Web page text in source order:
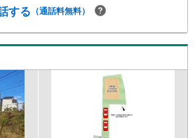
歩約12分＜プラン例（間取り）＞※間取り
ストックに便利です・LDKは17帖以上！
裕がありますね
する （通話料無料）